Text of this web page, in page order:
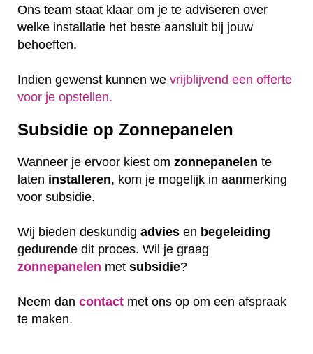
Ons team staat klaar om je te adviseren over
welke installatie het beste aansluit bij jouw
behoeften.
Indien gewenst kunnen we vrijblijvend een offerte
voor je opstellen.
Subsidie op Zonnepanelen
Wanneer je ervoor kiest om zonnepanelen te
laten installeren, kom je mogelijk in aanmerking
voor subsidie.
Wij bieden deskundig advies en begeleiding
gedurende dit proces. Wil je graag
zonnepanelen met subsidie?
Neem dan contact met ons op om een afspraak
te maken.